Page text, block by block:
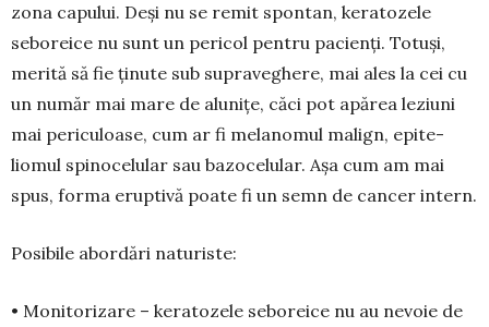
zona capului. Deși nu se remit spontan, keratozele
seboreice nu sunt un pericol pentru pacienți. Totuși,
merită să fie ținute sub supraveghere, mai ales la cei cu
un nu­măr mai mare de alunițe, căci pot apărea leziuni
mai peri­cu­loase, cum ar fi mela­nomul malign, epi­te­
liomul spinoce­lular sau bazocelular. Așa cum am mai
spus, forma eruptivă poate fi un semn de can­cer intern.
Posibile abordări naturiste:
• Monitorizare – keratozele seboreice nu au nevoie de